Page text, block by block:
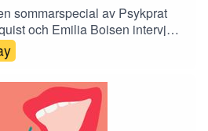
sommarspecial av Psykprat
och Emilia Boisen intervjuar
som medverkar i
Brännmärkt är en bok om
både dikt, prosa och
får vi höra mer om tankarna